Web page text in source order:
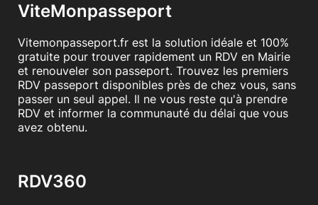
ViteMonpasseport
Vitemonpasseport.fr est la solution idéale et 100%
gratuite pour trouver rapidement un RDV en Mairie
et renouveler son passeport. Trouvez les premiers
RDV passeport disponibles près de chez vous, sans
passer un seul appel. Il ne vous reste qu'à prendre
RDV et informer la communauté du délai que vous
avez obtenu.
RDV360